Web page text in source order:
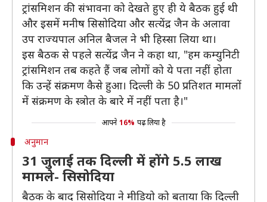
ट्रांसमिशन की संभावना को देखते हुए ही ये बैठक हुई थी
और इसमें मनीष सिसोदिया और सत्येंद्र जैन के अलावा
उप राज्यपाल अनिल बैजल ने भी हिस्सा लिया था।
इस बैठक से पहले सत्येंद्र जैन ने कहा था, "हम कम्युनिटी
ट्रांसमिशन तब कहते हैं जब लोगों को ये पता नहीं होता
कि उन्हें संक्रमण कैसे हुआ। दिल्ली के 50 प्रतिशत मामलों
में संक्रमण के स्त्रोत के बारे में नहीं पता है।"
आपने 16% पढ़ लिया है
अनुमान
31 जुलाई तक दिल्ली में होंगे 5.5 लाख
मामले- सिसोदिया
बैठक के बाद सिसोदिया ने मीडियो को बताया कि दिल्ली